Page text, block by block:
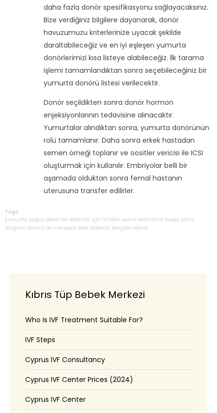
daha fazla donör spesifikasyonu sağlayacaksınız.
Bize verdiğiniz bilgilere dayanarak, donör
havuzumuzu kriterlerinize uyacak şekilde
daraltabileceğiz ve en iyi eşleşen yumurta
donörlerimizi kısa listeye alabileceğiz. İlk tarama
işlemi tamamlandıktan sonra seçebileceğiniz bir
yumurta donörü listesi verilecektir.
Donör seçildikten sonra donör hormon
enjeksiyonlarının tedavisine alınacaktır.
Yumurtalar alındıktan sonra, yumurta donörünün
rolü tamamlanır. Daha sonra erkek hastadan
semen örneği toplanır ve oositler vericisi ile ICSI
oluşturmak için kullanılır. Embriyolar belli bir
aşamada olduktan sonra femal hastanın
uterusuna transfer edilirler.
Tags:
yumurta bağışı donör bir kadınlar için ivf olan sonra kadınların kuzey kıbrıs
renginiz donörü ile menopoz bize tedavisi sevgiler olarak
Kıbrıs Tüp Bebek Merkezi
Who Is IVF Treatment Suitable For?
IVF Steps
Cyprus IVF Consultancy
Cyprus IVF Center Prices (2024)
Cyprus IVF Center